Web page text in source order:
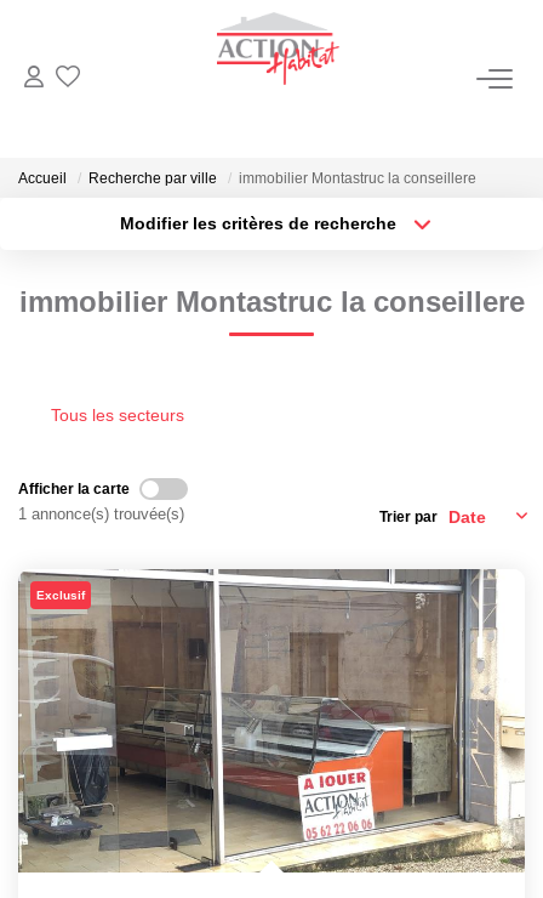
Ventes
Locations
VENDRE
NOTRE AGENCE
L'agence
Nos Témoignages
Notre Équipe
Nos Actualités
Nous Contacter
Nous Rejoindre
Accueil Recherche par ville immobilier Montastruc la conseillere
Modifier les critères de recherche
Type de bien
immobilier Montastruc la conseillere
Tous les secteurs
Afficher la carte
1 annonce(s) trouvée(s) Trier par
Exclusif